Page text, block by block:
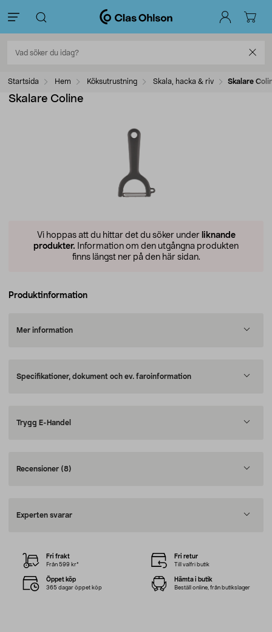
Startsida Hem Köksutrustning Skala, hacka & riv Skalare
Skalare Coline
Vi hoppas att du hittar det du söker under liknande
produkter. Information om den utgångna produkten
finns längst ner på den här sidan.
Produktinformation
Mer information
Specifikationer, dokument och ev. faroinformation
Trygg E-Handel
Recensioner (8)
Experten svarar
Fri frakt
Från 599 kr*
Fri retur
Till valfri butik
Öppet köp
365 dagar öppet köp
Hämta i butik
Beställ online, från butikslager